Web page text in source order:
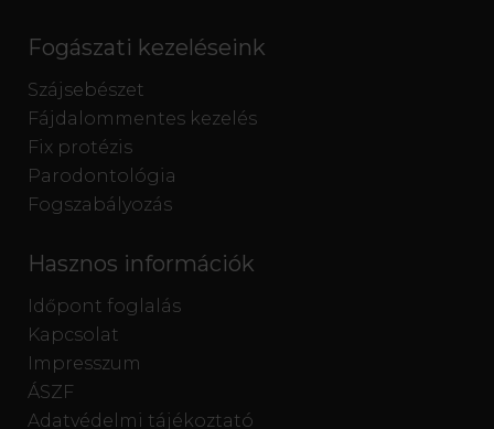
Fogászati kezeléseink
Szájsebészet
Fájdalommentes kezelés
Fix protézis
Parodontológia
Fogszabályozás
Hasznos információk
Időpont foglalás
Kapcsolat
Impresszum
ÁSZF
Adatvédelmi tájékoztató